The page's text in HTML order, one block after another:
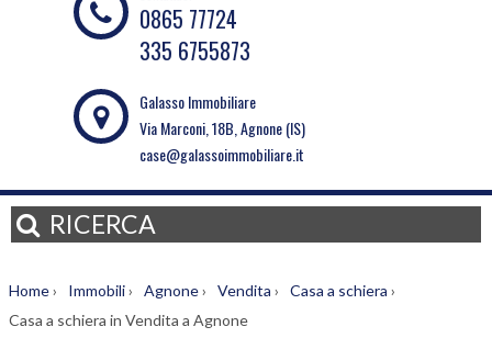
0865 77724
335 6755873
Galasso Immobiliare
Via Marconi, 18B, Agnone (IS)
case@galassoimmobiliare.it
RICERCA
Home› Immobili› Agnone› Vendita › Casa a schiera ›
Casa a schiera in Vendita a Agnone